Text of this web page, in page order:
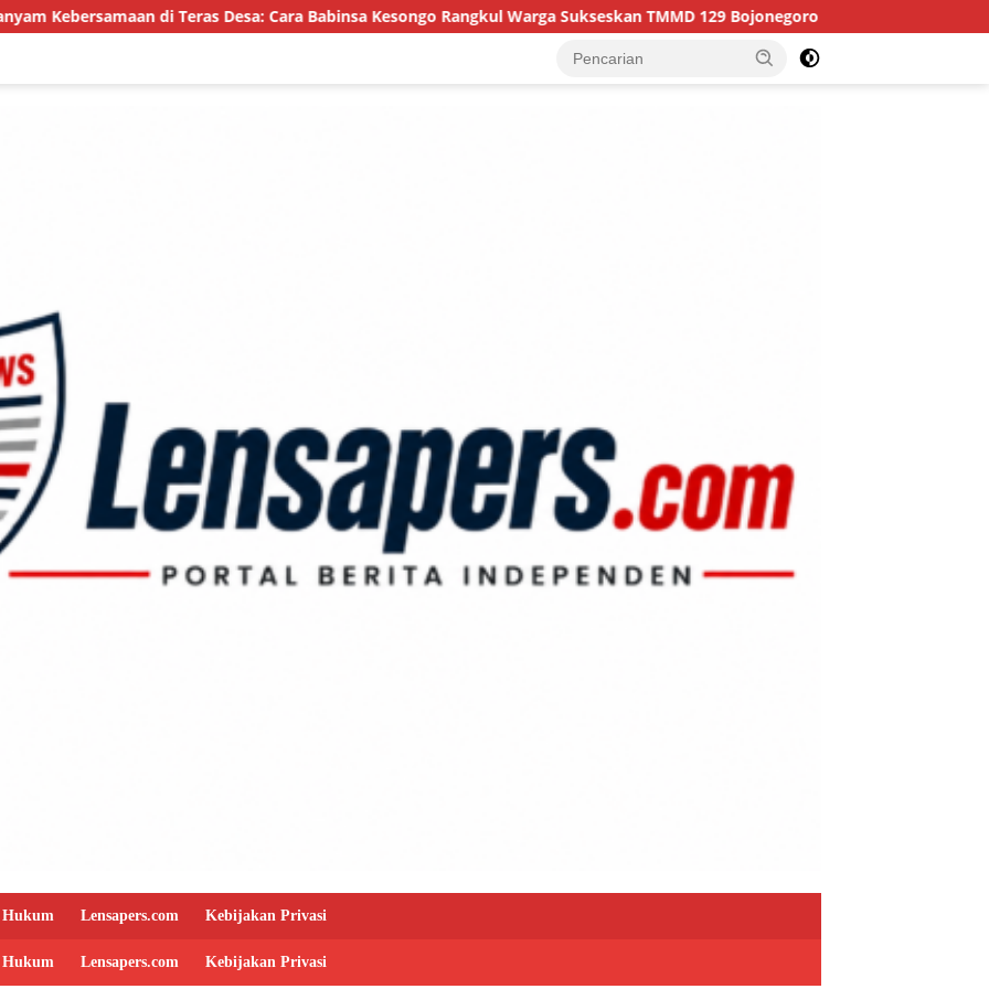
Desa: Cara Babinsa Kesongo Rangkul Warga Sukseskan TMMD 129 Bojonegoro Merajut Asa di Dusun Krebet: Satgas
Hukum Lensapers.com Kebijakan Privasi
Hukum Lensapers.com Kebijakan Privasi